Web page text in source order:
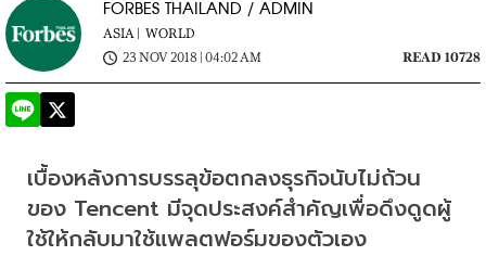
FORBES THAILAND / ADMIN
ASIA |
WORLD
23 NOV 2018 | 04:02 AM
READ 10728
เบื้องหลังการบรรลุข้อตกลงธุรกิจนับไม่ถ้วน
ของ Tencent มีจุดประสงค์สำคัญเพื่อดึงดูดผู้
ใช้ให้กลับมาใช้แพลตฟอร์มของตัวเอง